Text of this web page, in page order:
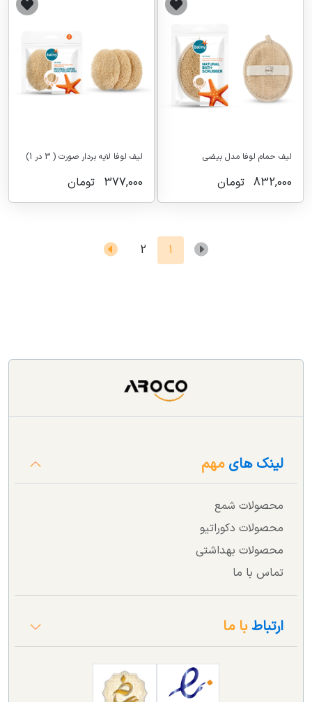
لیف حمام لوفا مدل بیضی
832,000 تومان
لیف لوفا لایه بردار صورت ( 3 در 1)
377,000 تومان
1
2
لینک هایمهم
محصولات شمع
محصولات دکوراتیو
محصولات بهداشتی
تماس با ما
ارتباطبا ما